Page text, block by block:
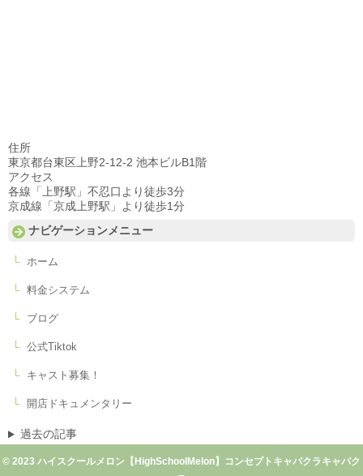
住所
東京都台東区上野2-12-2 池本ビルB1階
アクセス
各線「上野駅」不忍口より徒歩3分
京成線「京成上野駅」より徒歩1分
ナビゲーションメニュー
ホーム
料金システム
ブログ
公式Tiktok
キャスト募集！
開店ドキュメンタリー
過去の記事
© 2023 ハイスクールメロン【HighSchoolMelon】コンセプトキャバクラキャバク